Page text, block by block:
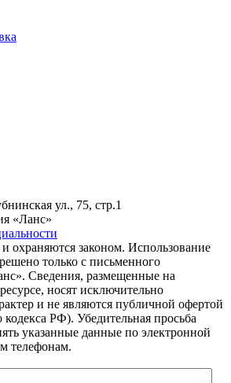
ул., 75, стр.1
«Ланс»
охраняются законом. Использование
только с письменного
Сведения, размещенные на
носят исключительно
и не являются публичной офертой
кодекса РФ). Убедительная просьба
указанные данные по электронной
телефонам.